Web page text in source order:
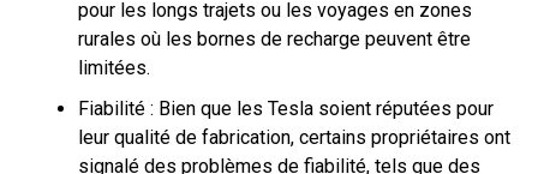
pour les longs trajets ou les voyages en zones
rurales où les bornes de recharge peuvent être
limitées.
Fiabilité : Bien que les Tesla soient réputées pour
leur qualité de fabrication, certains propriétaires ont
signalé des problèmes de fiabilité, tels que des